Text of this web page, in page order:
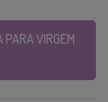
PARA VIRGEM